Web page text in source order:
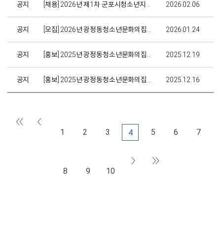
공지 [채용] 2026년 제1차 군포시청소년지역센터 기간제계약직 근로자 채용공고 서류전형 합격자 공고 2026.02.06
공지 [모집] 2026년 광정동청소년문화의집 청소년동아리 '놀.아.청' 모집 2026.01.24
공지 [홍보] 2025년 광정동청소년문화의집 시설 이용 만족도 조사 안내 2025.12.19
공지 [홍보] 2025년 광정동청소년문화의집 12월 아지트 운영 안내 2025.12.16
1 2 3 4 5 6 7
8 9 10